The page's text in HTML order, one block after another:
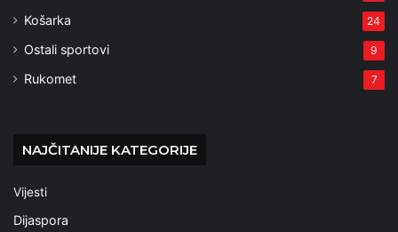
Košarka 24
Ostali sportovi 9
Rukomet 7
NAJČITANIJE KATEGORIJE
Vijesti
Dijaspora